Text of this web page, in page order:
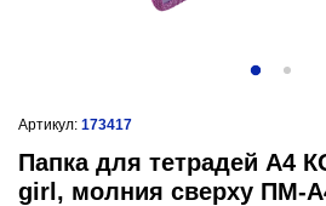
Артикул: 173417
Папка для тетрадей А4
girl, молния сверху ПМ-